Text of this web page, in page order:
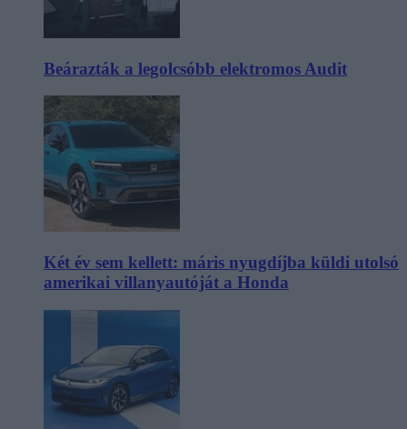
Beárazták a legolcsóbb elektromos Audit
Két év sem kellett: máris nyugdíjba küldi utolsó
amerikai villanyautóját a Honda